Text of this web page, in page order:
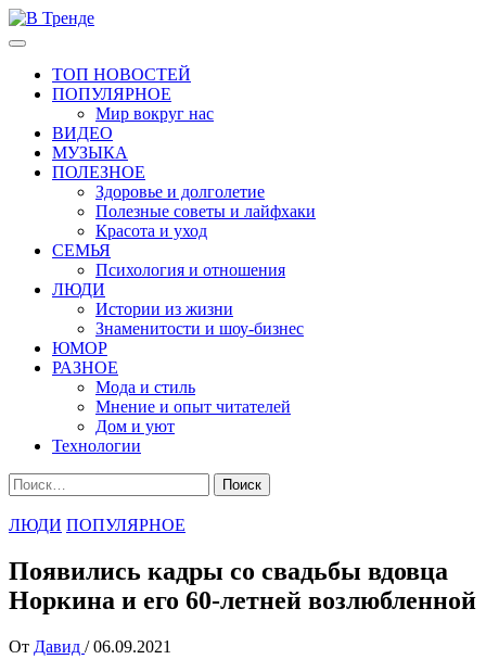
Перейти
к
Основное
ТОП НОВОСТЕЙ
ПОПУЛЯРНОЕ
Мир вокруг нас
ВИДЕО
МУЗЫКА
ПОЛЕЗНОЕ
Здоровье и долголетие
Полезные советы и лайфхаки
Красота и уход
СЕМЬЯ
Психология и отношения
ЛЮДИ
Истории из жизни
Знаменитости и шоу-бизнес
ЮМОР
РАЗНОЕ
Мода и стиль
Мнение и опыт читателей
Дом и уют
Технологии
Найти:
ЛЮДИ ПОПУЛЯРНОЕ
Появились кадры со свадьбы вдовца
Норкина и его 60-летней возлюбленной
От Давид / 06.09.2021